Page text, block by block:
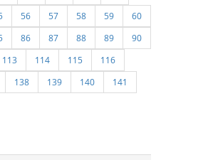
56 57 58 59
60
86 87 88 89
90
113 114 115
116
138 139 140
141